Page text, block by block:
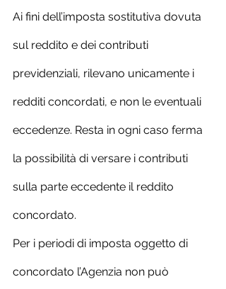
Ai fini dell’imposta sostitutiva dovuta
sul reddito e dei contributi
previdenziali, rilevano unicamente i
redditi concordati, e non le eventuali
eccedenze. Resta in ogni caso ferma
la possibilità di versare i contributi
sulla parte eccedente il reddito
concordato.
Per i periodi di imposta oggetto di
concordato l’Agenzia non può